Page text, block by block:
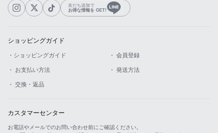
友だち追加で
お得な情報を GET!
ショッピングガイド
・ショッピングガイド ・ 会員登録
・ お支払い方法 ・ 発送方法
・ 交換・返品
カスタマーセンター
お電話やメールでのお問い合わせ前にご確認ください。